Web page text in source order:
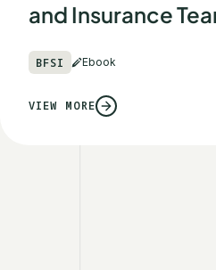
and Insurance
BFSI Ebook
VIEW MORE